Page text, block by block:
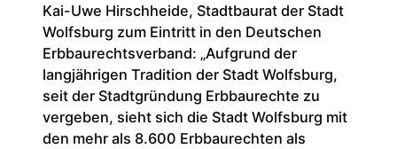
Kai-Uwe Hirschheide, Stadtbaurat der Stadt
Wolfsburg zum Eintritt in den Deutschen
Erbbaurechtsverband: „Aufgrund der
langjährigen Tradition der Stadt Wolfsburg,
seit der Stadtgründung Erbbaurechte zu
vergeben, sieht sich die Stadt Wolfsburg mit
den mehr als 8.600 Erbbaurechten als